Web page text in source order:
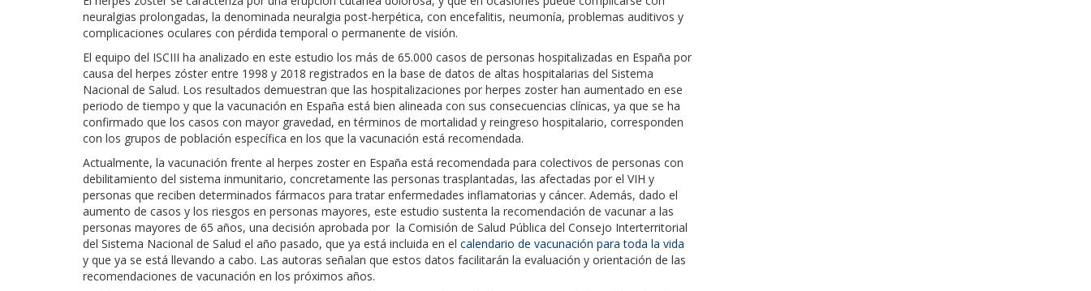
neuralgias prolongadas, la denominada neuralgia post-herpética, con encefalitis, neumonía, problemas auditivos y
complicaciones oculares con pérdida temporal o permanente de visión.
El equipo del ISCIII ha analizado en este estudio los más de 65.000 casos de personas hospitalizadas en España por
causa del herpes zóster entre 1998 y 2018 registrados en la base de datos de altas hospitalarias del Sistema
Nacional de Salud. Los resultados demuestran que las hospitalizaciones por herpes zoster han aumentado en ese
periodo de tiempo y que la vacunación en España está bien alineada con sus consecuencias clínicas, ya que se ha
confirmado que los casos con mayor gravedad, en términos de mortalidad y reingreso hospitalario, corresponden
con los grupos de población específica en los que la vacunación está recomendada.
Actualmente, la vacunación frente al herpes zoster en España está recomendada para colectivos de personas con
debilitamiento del sistema inmunitario, concretamente las personas trasplantadas, las afectadas por el VIH y
personas que reciben determinados fármacos para tratar enfermedades inflamatorias y cáncer. Además, dado el
aumento de casos y los riesgos en personas mayores, este estudio sustenta la recomendación de vacunar a las
personas mayores de 65 años, una decisión aprobada por la Comisión de Salud Pública del Consejo Interterritorial
del Sistema Nacional de Salud el año pasado, que ya está incluida en el calendario de vacunación para toda la vida
y que ya se está llevando a cabo. Las autoras señalan que estos datos facilitarán la evaluación y orientación de las
recomendaciones de vacunación en los próximos años.